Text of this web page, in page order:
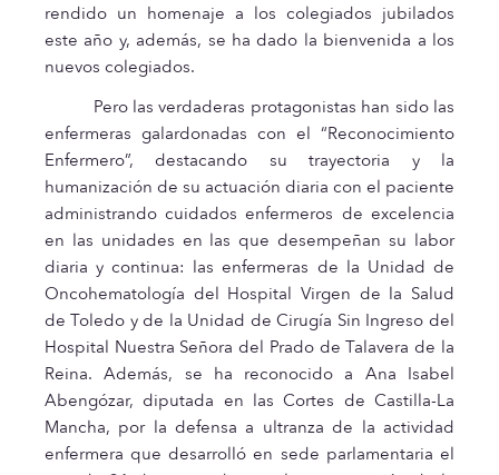
rendido un homenaje a los colegiados jubilados
este año y, además, se ha dado la bienvenida a los
nuevos colegiados.
Pero las verdaderas protagonistas han sido las
enfermeras galardonadas con el “Reconocimiento
Enfermero”, destacando su trayectoria y la
humanización de su actuación diaria con el paciente
administrando cuidados enfermeros de excelencia
en las unidades en las que desempeñan su labor
diaria y continua: las enfermeras de la Unidad de
Oncohematología del Hospital Virgen de la Salud
de Toledo y de la Unidad de Cirugía Sin Ingreso del
Hospital Nuestra Señora del Prado de Talavera de la
Reina. Además, se ha reconocido a Ana Isabel
Abengózar, diputada en las Cortes de Castilla-La
Mancha, por la defensa a ultranza de la actividad
enfermera que desarrolló en sede parlamentaria el